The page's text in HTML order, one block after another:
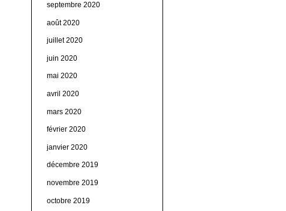
septembre 2020
août 2020
juillet 2020
juin 2020
mai 2020
avril 2020
mars 2020
février 2020
janvier 2020
décembre 2019
novembre 2019
octobre 2019